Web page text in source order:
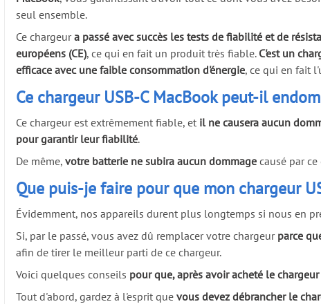
seul ensemble.
Ce chargeura passé avec succès les tests de fiabilité et de
européens (CE), ce qui en fait un produit très fiable. C'est un
efficace avec une faible consommation d'énergie, ce qui en fait
Ce chargeur USB-C MacBook peut-il
Ce chargeur est extrêmement fiable, et il ne causera aucun
pour garantir leur fiabilité.
De même,votre batterie ne subira aucun dommage causé par
Que puis-je faire pour que mon chargeur
Évidemment, nos appareils durent plus longtemps si nous en
Si, par le passé, vous avez dû remplacer votre chargeur parce
afin de tirer le meilleur parti de ce chargeur.
Voici quelques conseils pour que, après avoir acheté le
Tout d'abord, gardez à l'esprit quevous devez débrancher le